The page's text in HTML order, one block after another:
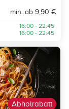
min. ab 9,90 €
16:00 - 22:45
16:00 - 22:45
Abholrabatt